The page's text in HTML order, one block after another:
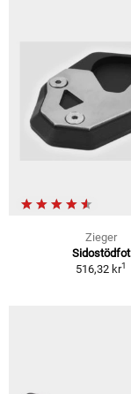
Zieger
Sidostödfot
516,32 kr1